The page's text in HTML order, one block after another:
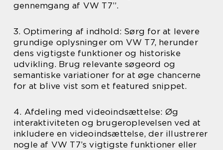
gennemgang af VW T7”.
3. Optimering af indhold: Sørg for at levere
grundige oplysninger om VW T7, herunder
dens vigtigste funktioner og historiske
udvikling. Brug relevante søgeord og
semantiske variationer for at øge chancerne
for at blive vist som et featured snippet.
4. Afdeling med videoindsættelse: Øg
interaktiviteten og brugeroplevelsen ved at
inkludere en videoindsættelse, der illustrerer
nogle af VW T7’s vigtigste funktioner eller